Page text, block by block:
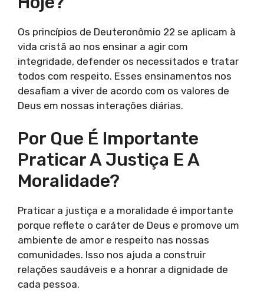
Os princípios de Deuteronômio 22 se aplicam à
vida cristã ao nos ensinar a agir com
integridade, defender os necessitados e tratar
todos com respeito. Esses ensinamentos nos
desafiam a viver de acordo com os valores de
Deus em nossas interações diárias.
Por Que É Importante
Praticar A Justiça E A
Moralidade?
Praticar a justiça e a moralidade é importante
porque reflete o caráter de Deus e promove um
ambiente de amor e respeito nas nossas
comunidades. Isso nos ajuda a construir
relações saudáveis e a honrar a dignidade de
cada pessoa.